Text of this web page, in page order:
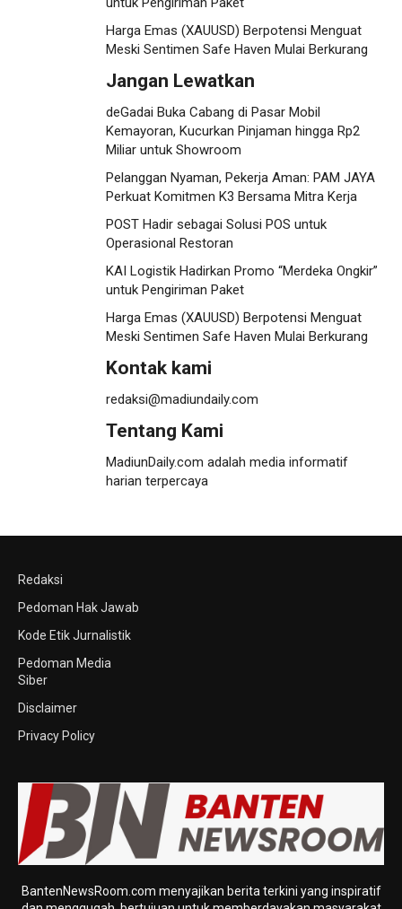
Harga Emas (XAUUSD) Berpotensi Menguat
Meski Sentimen Safe Haven Mulai Berkurang
Jangan Lewatkan
deGadai Buka Cabang di Pasar Mobil
Kemayoran, Kucurkan Pinjaman hingga Rp2
Miliar untuk Showroom
Pelanggan Nyaman, Pekerja Aman: PAM JAYA
Perkuat Komitmen K3 Bersama Mitra Kerja
POST Hadir sebagai Solusi POS untuk
Operasional Restoran
KAI Logistik Hadirkan Promo “Merdeka Ongkir”
untuk Pengiriman Paket
Harga Emas (XAUUSD) Berpotensi Menguat
Meski Sentimen Safe Haven Mulai Berkurang
Kontak kami
redaksi@madiundaily.com
Tentang Kami
MadiunDaily.com adalah media informatif
harian terpercaya
Redaksi
Pedoman Hak Jawab
Kode Etik Jurnalistik
Pedoman Media
Siber
Disclaimer
Privacy Policy
BantenNewsRoom.com menyajikan berita terkini yang inspiratif